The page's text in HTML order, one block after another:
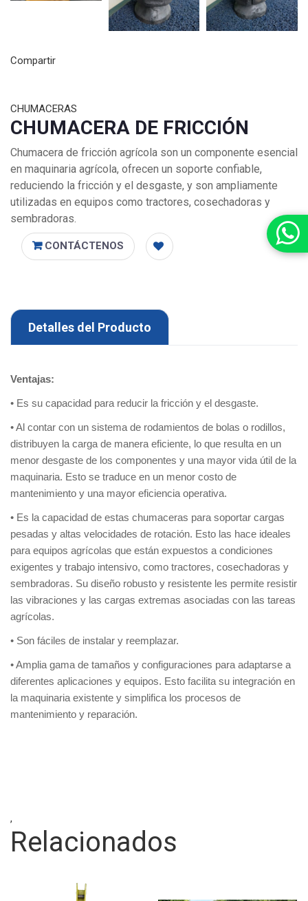
Compartir
CHUMACERAS
CHUMACERA DE FRICCIÓN
Chumacera de fricción agrícola son un componente esencial
en maquinaria agrícola, ofrecen un soporte confiable,
reduciendo la fricción y el desgaste, y son ampliamente
utilizadas en equipos como tractores, cosechadoras y
sembradoras.
CONTÁCTENOS
Detalles del Producto
Ventajas:
• Es su capacidad para reducir la fricción y el desgaste.
• Al contar con un sistema de rodamientos de bolas o rodillos,
distribuyen la carga de manera eficiente, lo que resulta en un
menor desgaste de los componentes y una mayor vida útil de la
maquinaria. Esto se traduce en un menor costo de
mantenimiento y una mayor eficiencia operativa.
• Es la capacidad de estas chumaceras para soportar cargas
pesadas y altas velocidades de rotación. Esto las hace ideales
para equipos agrícolas que están expuestos a condiciones
exigentes y trabajo intensivo, como tractores, cosechadoras y
sembradoras. Su diseño robusto y resistente les permite resistir
las vibraciones y las cargas extremas asociadas con las tareas
agrícolas.
• Son fáciles de instalar y reemplazar.
• Amplia gama de tamaños y configuraciones para adaptarse a
diferentes aplicaciones y equipos. Esto facilita su integración en
la maquinaria existente y simplifica los procesos de
mantenimiento y reparación.
,
Relacionados